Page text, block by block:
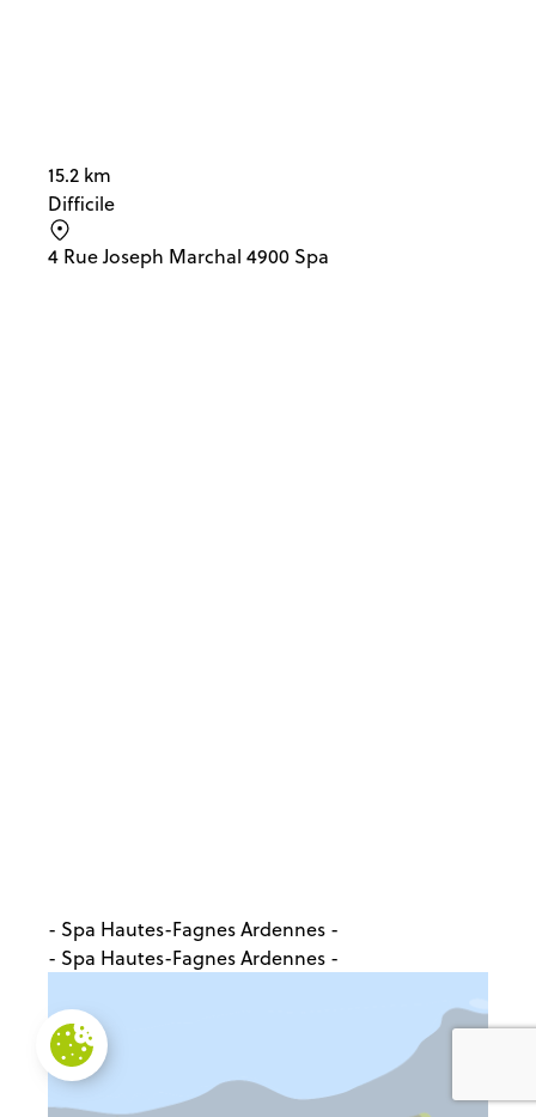
15.2 km
Difficile
4 Rue Joseph Marchal 4900 Spa
- Spa Hautes-Fagnes Ardennes -
- Spa Hautes-Fagnes Ardennes -